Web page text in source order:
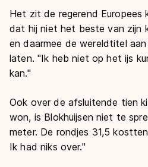
Het zit de regerend Europees
dat hij niet het beste van zijn
en daarmee de wereldtitel
laten. "Ik heb niet op het ijs
kan."
Ook over de afsluitende tien
won, is Blokhuijsen niet te
meter. De rondjes 31,5
Ik had niks over."